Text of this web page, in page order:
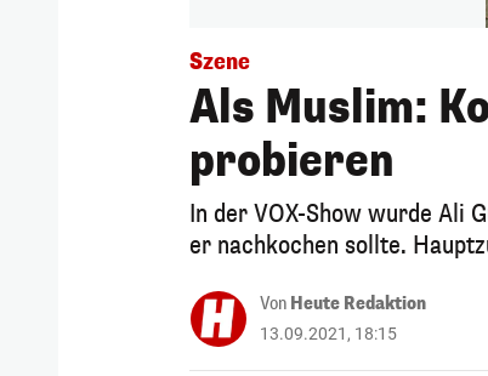
Szene
Als Muslim:
probieren
In der VOX-Show wurde Ali
er nachkochen sollte.
Von Heute Redaktion
13.09.2021, 18:15